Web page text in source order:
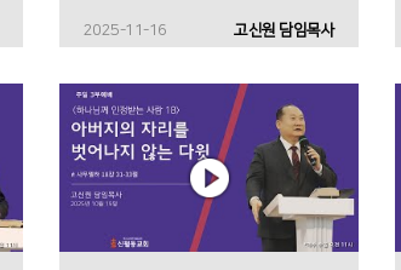
2025-11-16 고신원 담임목사